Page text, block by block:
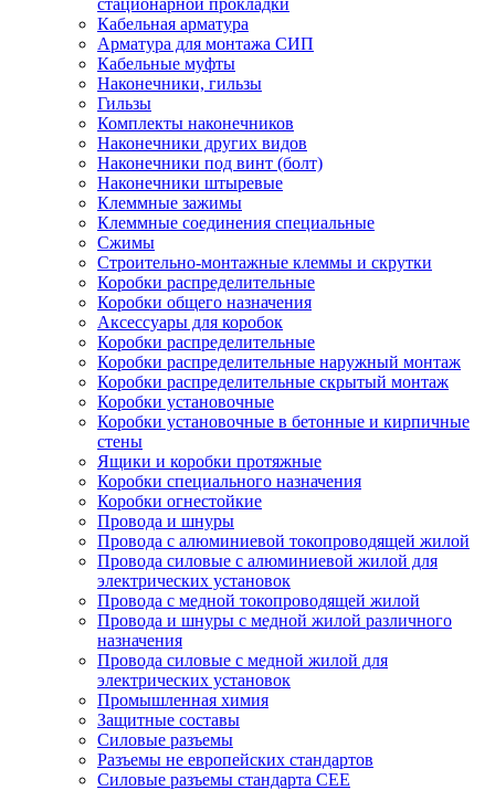
стационарной прокладки
Кабельная арматура
Арматура для монтажа СИП
Кабельные муфты
Наконечники, гильзы
Гильзы
Комплекты наконечников
Наконечники других видов
Наконечники под винт (болт)
Наконечники штыревые
Клеммные зажимы
Клеммные соединения специальные
Сжимы
Строительно-монтажные клеммы и скрутки
Коробки распределительные
Коробки общего назначения
Аксессуары для коробок
Коробки распределительные
Коробки распределительные наружный монтаж
Коробки распределительные скрытый монтаж
Коробки установочные
Коробки установочные в бетонные и кирпичные
стены
Ящики и коробки протяжные
Коробки специального назначения
Коробки огнестойкие
Провода и шнуры
Провода с алюминиевой токопроводящей жилой
Провода силовые с алюминиевой жилой для
электрических установок
Провода с медной токопроводящей жилой
Провода и шнуры с медной жилой различного
назначения
Провода силовые с медной жилой для
электрических установок
Промышленная химия
Защитные составы
Силовые разъемы
Разъемы не европейских стандартов
Силовые разъемы стандарта CEE